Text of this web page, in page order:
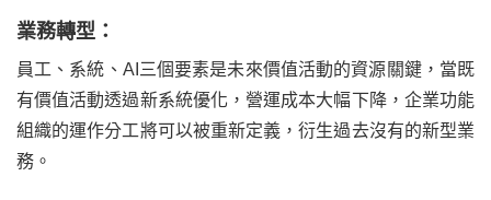
業務轉型：
員工、系統、AI三個要素是未來價值活動的資源關鍵，當既
有價值活動透過新系統優化，營運成本大幅下降，企業功能
組織的運作分工將可以被重新定義，衍生過去沒有的新型業
務。